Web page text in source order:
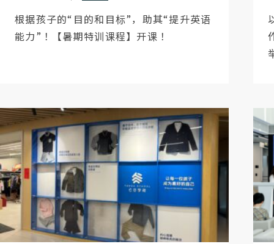
根据孩子的“目的和目标”，助其“提升英语
能力”！【暑期特训课程】开课！